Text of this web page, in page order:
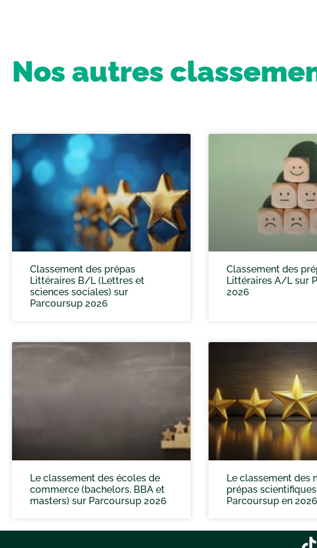
Nos autres
Classement des prépas
Littéraires B/L (Lettres et
sciences sociales) sur
Parcoursup 2026
Classement des
Littéraires A/L sur
2026
Le classement des écoles de
commerce (bachelors, BBA et
masters) sur Parcoursup 2026
Le classement des
prépas
Parcoursup en 2026